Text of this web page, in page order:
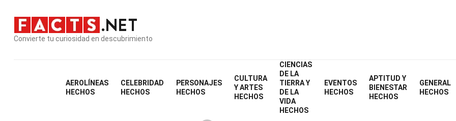
Convierte tu curiosidad en descubrimiento
AEROLÍNEAS
HECHOS
CELEBRIDAD
HECHOS
PERSONAJES
HECHOS
CULTURA
Y ARTES
HECHOS
CIENCIAS
DE LA
TIERRA Y
DE LA
VIDA
HECHOS
EVENTOS
HECHOS
APTITUD Y
BIENESTAR
HECHOS
GENERAL
HECHOS
Matemáticas y Lógica
28 Hechos Sobre Geometría